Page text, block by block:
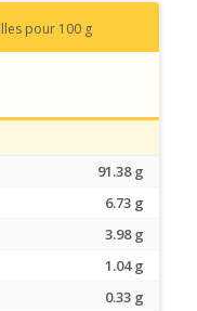
pour 100 g
91.38 g
6.73 g
3.98 g
1.04 g
0.33 g